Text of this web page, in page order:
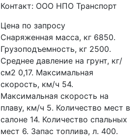
Контакт: ООО НПО Транспорт
Цена по запросу
Снаряженная масса, кг 6850.
Грузоподъемность, кг 2500.
Среднее давление на грунт, кг/
см2 0,17. Максимальная
скорость, км/ч 54.
Максимальная скорость на
плаву, км/ч 5. Количество мест в
салоне 14. Количество спальных
мест 6. Запас топлива, л. 400.